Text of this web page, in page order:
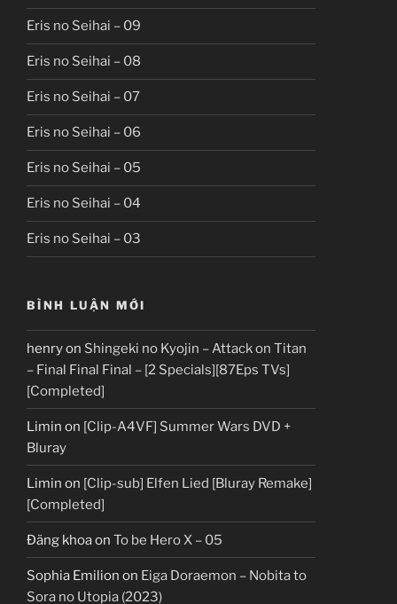
Eris no Seihai – 09
Eris no Seihai – 08
Eris no Seihai – 07
Eris no Seihai – 06
Eris no Seihai – 05
Eris no Seihai – 04
Eris no Seihai – 03
BÌNH LUẬN MỚI
henryon Shingeki no Kyojin – Attack on Titan
– Final Final Final – [2 Specials][87Eps TVs]
[Completed]
Limin on [Clip-A4VF] Summer Wars DVD +
Bluray
Limin on [Clip-sub] Elfen Lied [Bluray Remake]
[Completed]
Đăng khoaon To be Hero X – 05
Sophia Emilion on Eiga Doraemon – Nobita to
Sora no Utopia (2023)